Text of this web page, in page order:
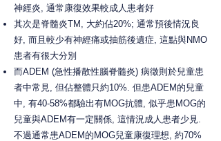
神經炎, 通常康復效果較成人患者好
其次是脊髓炎TM, 大約佔20%; 通常預後情況良
好, 而且較少有神經痛或抽筋後遺症, 這點與NMO
患者有很大分別
而ADEM (急性播散性腦脊髓炎) 病徵則於兒童患
者中常見, 但佔整體只約10%. 但患ADEM的兒童
中, 有40-58%都驗出有MOG抗體, 似乎患MOG的
兒童與ADEM有一定關係, 這情況成人患者少見.
不過通常患ADEM的MOG兒童康復理想, 約70%